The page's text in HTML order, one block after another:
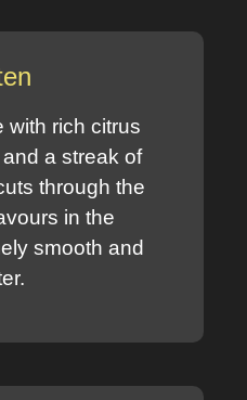
with rich citrus
a streak of
through the
in the
smooth and